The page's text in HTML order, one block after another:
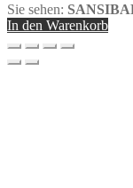
Sie sehen:
In den Warenkorb